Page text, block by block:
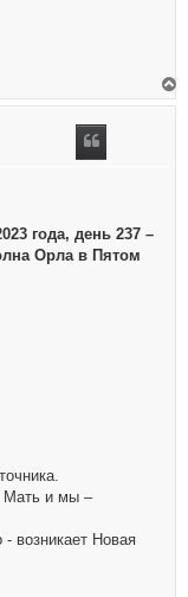
года, день 237 –
Орла в Пятом
Мать и мы –
возникает Новая